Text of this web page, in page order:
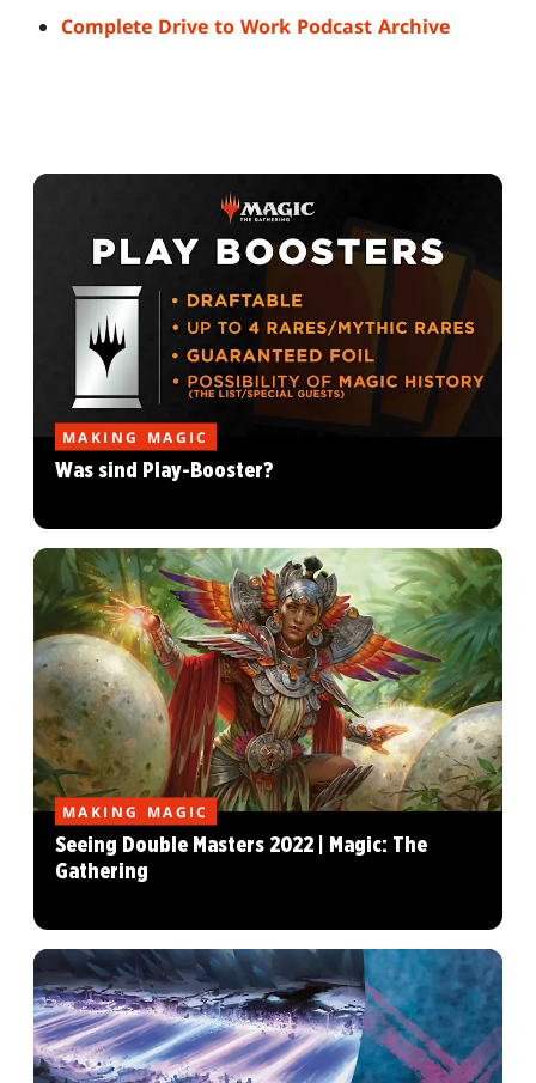
Complete Drive to Work Podcast Archive
MAKING MAGIC
Was sind Play-Booster?
MAKING MAGIC
Seeing Double Masters 2022 | Magic: The
Gathering